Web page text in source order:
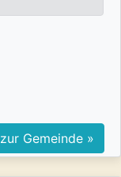
zur Gemeinde »